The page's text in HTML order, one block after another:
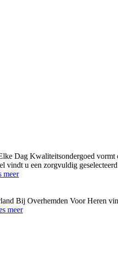
Dag Kwaliteitsondergoed vormt
vindt u een zorgvuldig geselecteerd
meer
Bij Overhemden Voor Heren
meer